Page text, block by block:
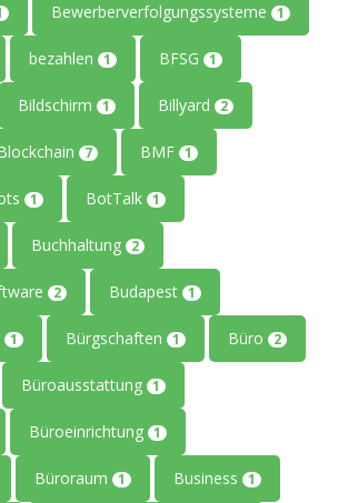
Bewerberverfolgungssysteme 1
bezahlen 1 BFSG 1
Bildschirm 1 Billyard 2
7 BMF 1
1 BotTalk 1
Buchhaltung 2
2 Budapest 1
1 Bürgschaften 1 Büro 2
Büroausstattung 1
Büroeinrichtung 1
Büroraum 1 Business 1